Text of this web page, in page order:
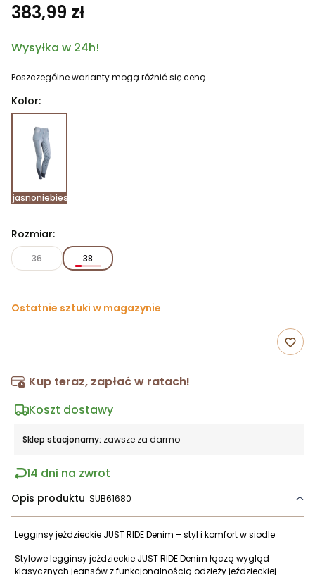
383,99 zł
Wysyłka w 24h!
Poszczególne warianty mogą różnić się ceną.
Kolor:
jasnoniebieski
Rozmiar:
36 38
Ostatnie sztuki w magazynie
favorite_border
Kup teraz, zapłać w ratach!
Koszt dostawy
Sklep stacjonarny: zawsze za darmo
14 dni na zwrot
Opis produktu SUB61680
Legginsy jeździeckie JUST RIDE Denim – styl i komfort w siodle
Stylowe legginsy jeździeckie JUST RIDE Denim łączą wygląd
klasycznych jeansów z funkcjonalnością odzieży jeździeckiej.